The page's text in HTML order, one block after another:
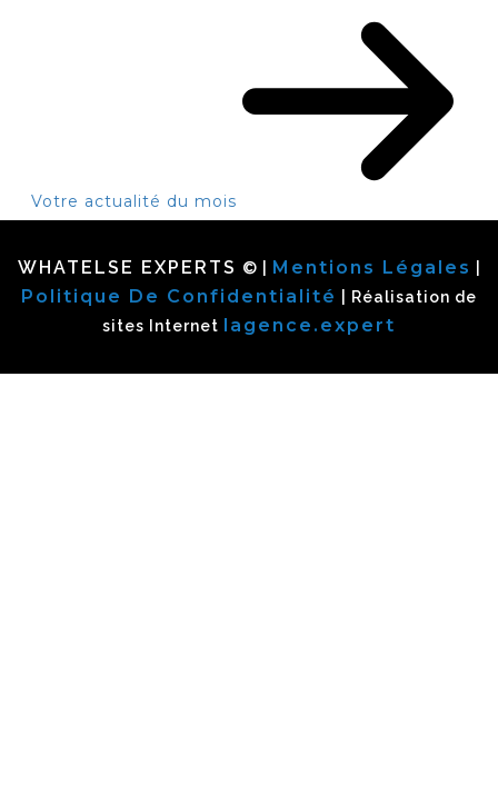
Votre actualité du mois
WHATELSE EXPERTS © | Mentions Légales
Politique De Confidentialité
| Réalisation de
sites Internet lagence.expert